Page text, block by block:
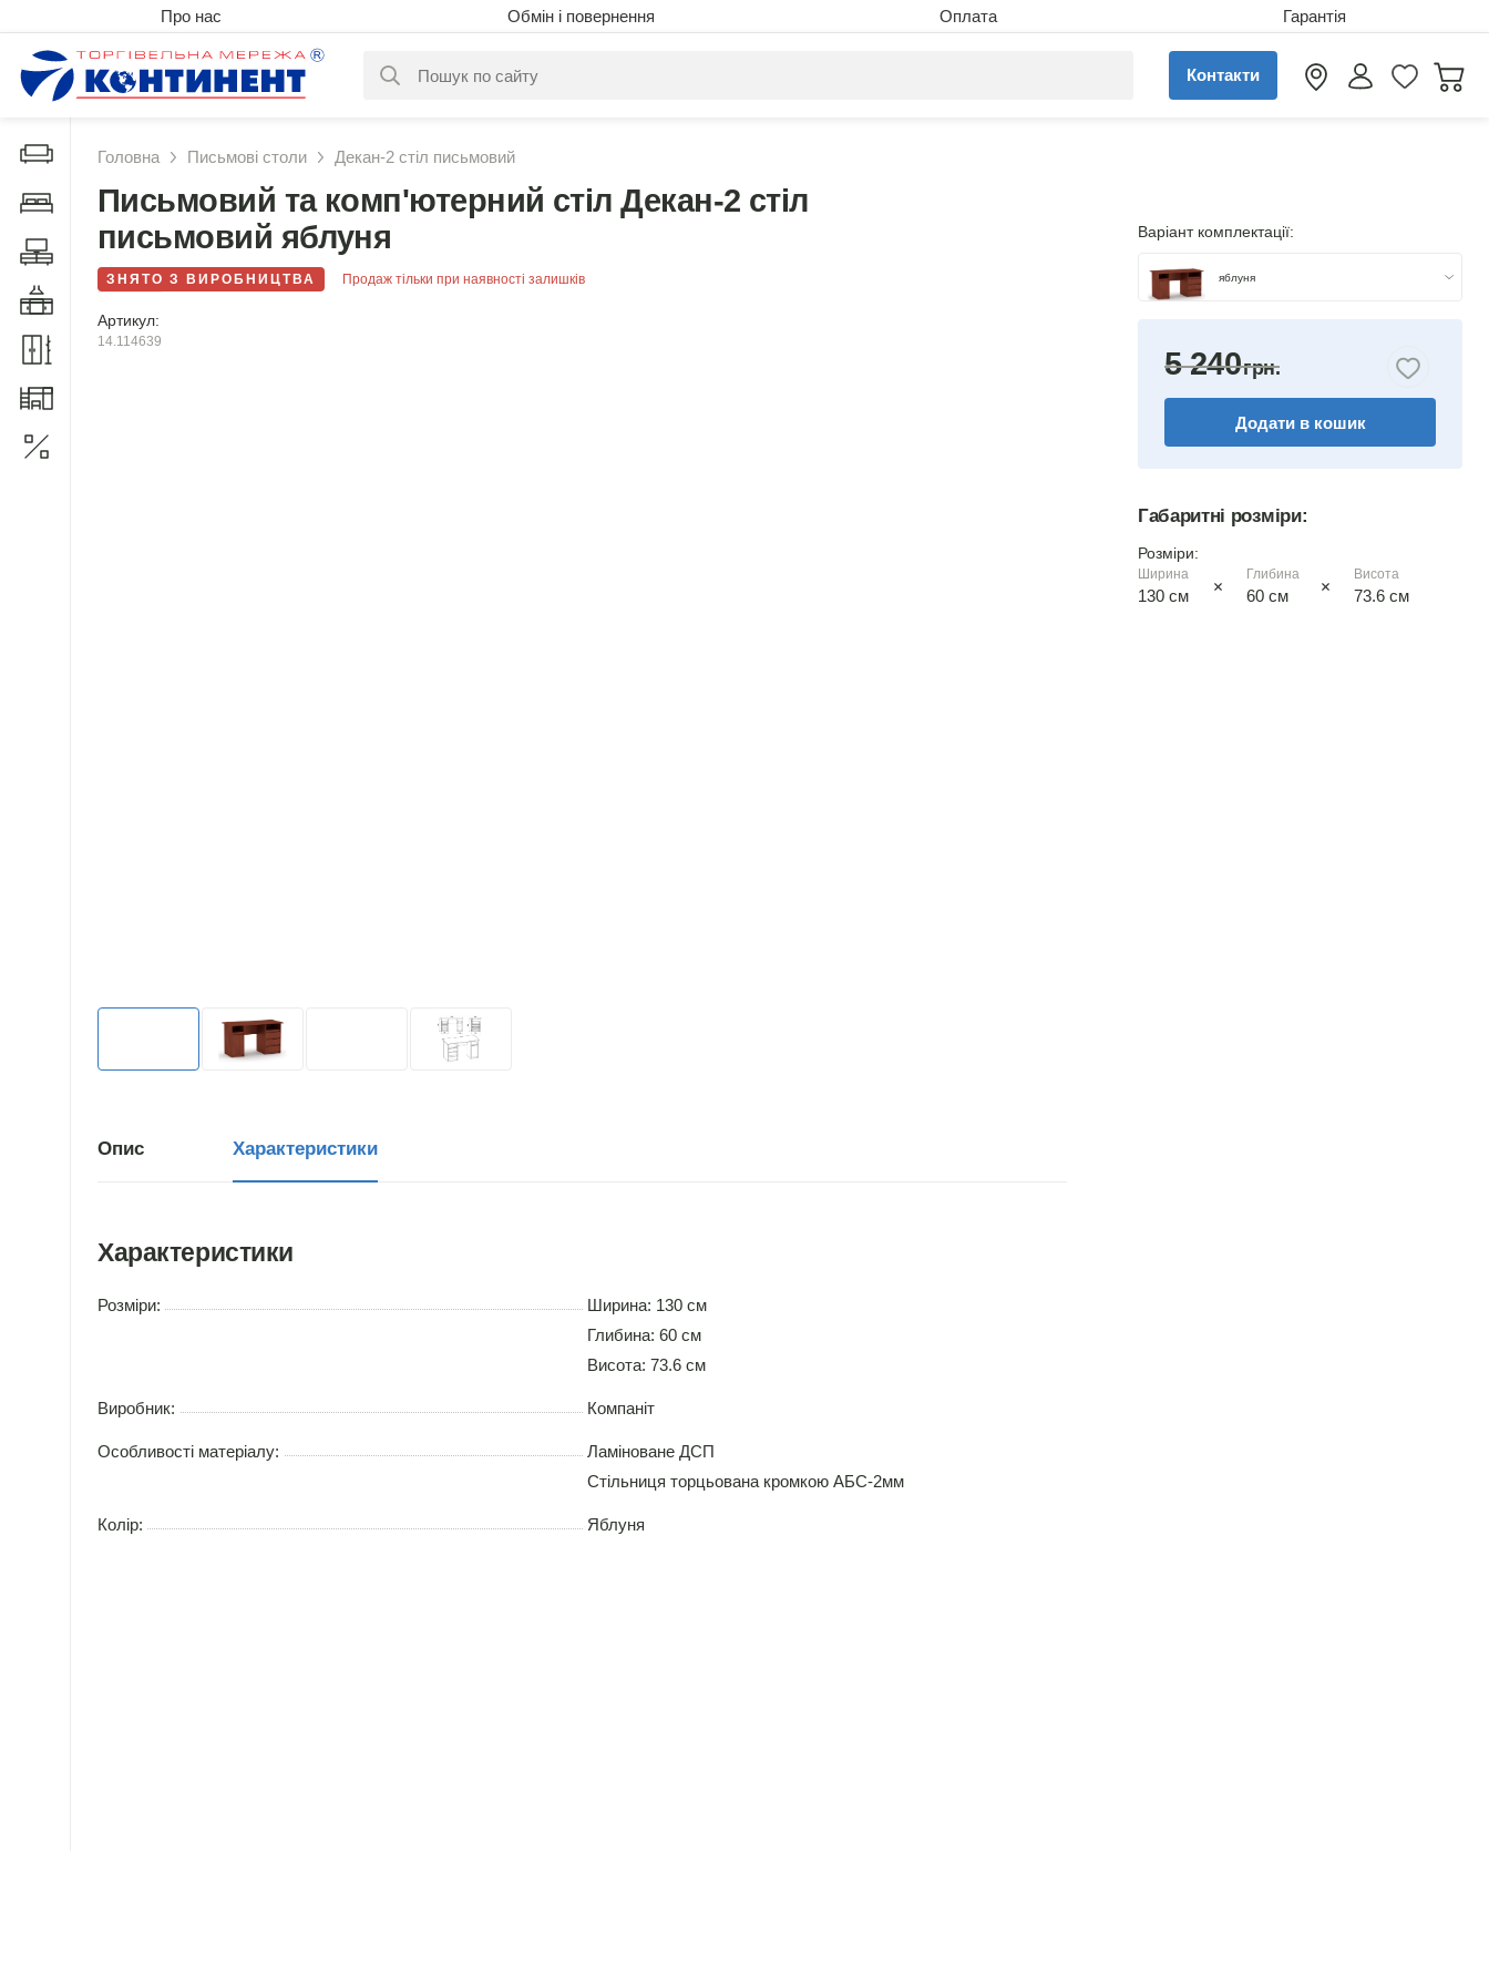
Про нас Обмін і повернення Оплата Гарантія
Контакти
Дивани і крісла
Меблі у спальню
Меблі у вітальню
Меблі у прихожу
Головна Письмові столи Декан-2 стіл письмовий
Письмовий та комп'ютерний стіл Декан-2 стіл
письмовий яблуня
ЗНЯТО З ВИРОБНИЦТВА Продаж тільки при наявності залишків
Артикул:
14.114639
Опис Характеристики
Характеристики
Розміри:
Ширина: 130 см
Глибина: 60 см
Висота: 73.6 см
Виробник: Компаніт
Особливості матеріалу:
Ламіноване ДСП
Стільниця торцьована кромкою АБС-2мм
Колір: Яблуня
Варіант комплектації:
яблуня
горіх
венге комбіноване
німфея альба
вільха
5 240
Додати в кошик
Габаритні розміри:
Розміри:
Ширина
130 см
Глибина
60 см
Висота
73.6 см